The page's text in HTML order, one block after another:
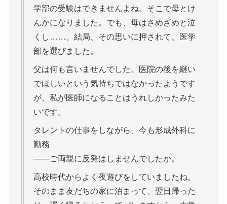
学部の受験はできませんよね。そこで母とけ
んかになりました。でも、母はさめざめと泣
くし……。結局、その思いに押されて、医学
部を選びました。
父は何も言いませんでした。医院の後を継い
でほしいという気持ちではなかったようです
が、私が医師になることはうれしかったみた
いです。
タレントの仕事をしながら、今も形成外科に
勤務
――ご両親に反発はしませんでしたか。
高校時代からよく夜遊びをしていましたね。
そのまま友だちの家に泊まって、翌日帰った